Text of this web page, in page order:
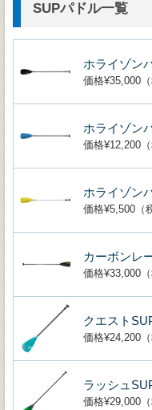
SUPパドル一覧
ホライゾン
価格¥35,000（
ホライゾン
価格¥12,200（
ホライゾン
価格¥5,500（
カーボンレ
価格¥33,000（
クエスト
価格¥24,200（
ラッシュ
価格¥29,000（